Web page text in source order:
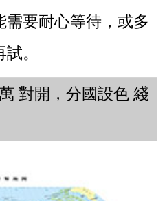
要耐心等待，或多
。
對開，分國設色 綫